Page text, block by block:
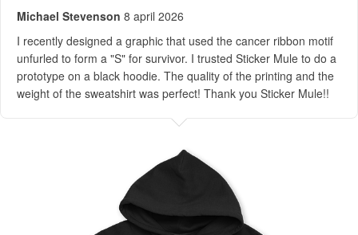
Michael Stevenson 8 april 2026
I recently designed a graphic that used the cancer ribbon motif
unfurled to form a "S" for survivor. I trusted Sticker Mule to do a
prototype on a black hoodie. The quality of the printing and the
weight of the sweatshirt was perfect! Thank you Sticker Mule!!